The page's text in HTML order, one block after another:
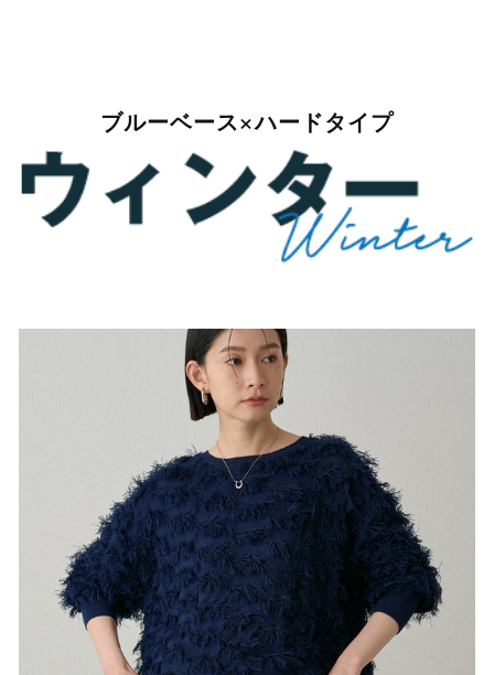
ブルーベース×ハードタイプ